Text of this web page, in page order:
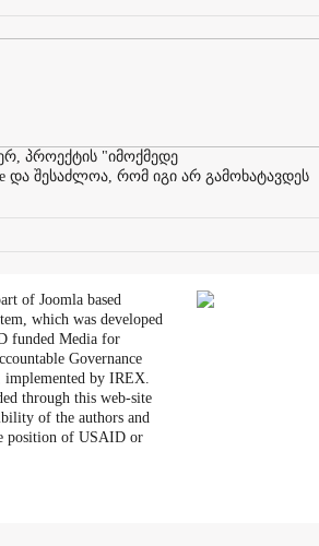
პროექტის "იმოქმედე
და შესაძლოა, რომ იგი არ გამოხატავდეს
of Joomla based
which was developed
funded Media for
Governance
by IREX.
through this web-site
of the authors and
position of USAID or